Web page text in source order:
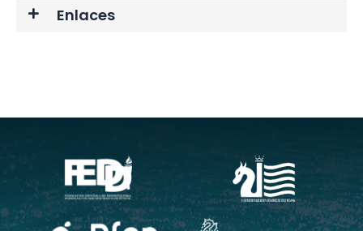
Enlaces